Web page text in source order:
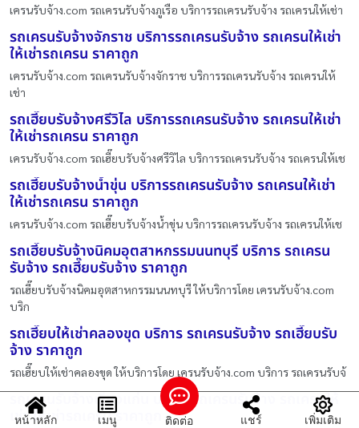
เครนรับจ้าง.com รถเครนรับจ้างภูเรือ บริการรถเครนรับจ้าง รถเครนให้เช่า
รถเครนรับจ้างจักราช บริการรถเครนรับจ้าง รถเครนให้เช่า
ให้เช่ารถเครน ราคาถูก
เครนรับจ้าง.com รถเครนรับจ้างจักราช บริการรถเครนรับจ้าง รถเครนให้
เช่า
รถเฮี๊ยบรับจ้างศรีวิไล บริการรถเครนรับจ้าง รถเครนให้เช่า
ให้เช่ารถเครน ราคาถูก
เครนรับจ้าง.com รถเฮี๊ยบรับจ้างศรีวิไล บริการรถเครนรับจ้าง รถเครนให้เช
รถเฮี๊ยบรับจ้างน้ำขุ่น บริการรถเครนรับจ้าง รถเครนให้เช่า
ให้เช่ารถเครน ราคาถูก
เครนรับจ้าง.com รถเฮี๊ยบรับจ้างน้ำขุ่น บริการรถเครนรับจ้าง รถเครนให้เช
รถเฮี๊ยบรับจ้างนิคมอุตสาหกรรมนนทบุรี บริการ รถเครน
รับจ้าง รถเฮี๊ยบรับจ้าง ราคาถูก
รถเฮี๊ยบรับจ้างนิคมอุตสาหกรรมนนทบุรี ให้บริการโดย เครนรับจ้าง.com
บริก
รถเฮี๊ยบให้เช่าคลองขุด บริการ รถเครนรับจ้าง รถเฮี๊ยบรับ
จ้าง ราคาถูก
รถเฮี๊ยบให้เช่าคลองขุด ให้บริการโดย เครนรับจ้าง.com บริการ รถเครนรับจ้
รถเครนรับจ้างเวียงแก่น บริการรถเครนรับจ้าง รถเครนให้
เช่า ให้เช่ารถเครน ราคาถูก
หน้าหลัก เมนู ติดต่อ แชร์ เพิ่มเติม